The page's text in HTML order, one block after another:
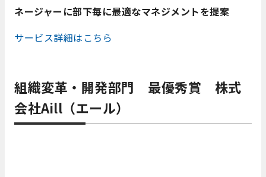
ネージャーに部下毎に最適なマネジメントを提案
サービス詳細はこちら
組織変革・開発部門 最優秀賞 株式
会社Aill（エール）